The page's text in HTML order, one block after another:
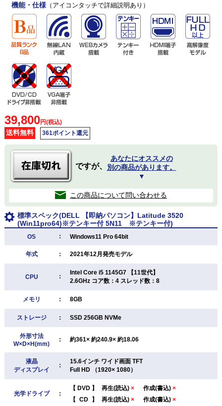
機能・仕様（アイコンタッチで詳細説明あり）
39,800円(税込)
送料無料 361ポイント還元
ですが、
あなたにオススメの
別の商品があります。
▼
この商品について問い合わせる
標準スペック(DELL 【即納パソコン】Latitude 3520
(Win11pro64)※テンキー付 5N11 ※テンキー付)
OS ： Windows11 Pro 64bit
年式 ： 2021年12月発売モデル
CPU ：
Intel Core i5 1145G7 【11世代】
2.6GHz コア数：4 スレッド数：8
メモリ ： 8GB
ストレージ ： SSD 256GB NVMe
外形寸法
W×D×H(mm)
： 約361× 約240.9× 約18.06
液晶
ディスプレイ
：
15.6インチ ワイド画面 TFT
Full HD （1920× 1080）
光学ドライブ ：
【 DVD 】 再生(読込) × 作成(書込) ×
【 CD 】 再生(読込) × 作成(書込) ×